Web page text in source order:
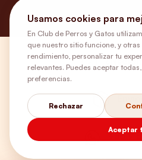
+56 9
Usamos cookies para
En Club de Perros y Gatos
que nuestro sitio funcione, y
rendimiento, personalizar tu
relevantes. Puedes aceptar
preferencias.
Rechazar
Aceptar